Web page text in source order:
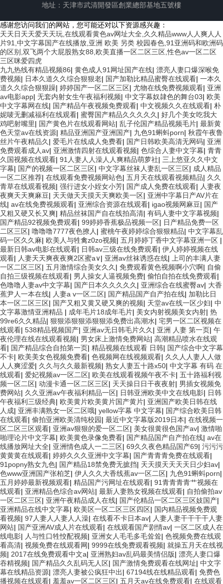
地址：天津市武清開發區創業總部基地五號樓
感谢您访问我们的网站，您可能还对以下资源感兴趣：
天天日天天爱天天玩,在线观看黄色av网址大全,久久精品www人人爽人人
片91,中文字幕国产在线播放,亚洲 欧美 另类 校园春色,91亚洲码和欧洲码
的区别,双飞两个大屁股熟女88,欧美直播一区二区三区,性色av一区二区
三区咪爱四虎
九九热线有精品视频86| 黄色成人91网址国产在线| 漂亮人妻口爆深喉免
费视频| 日本久道久久综合狠狠老| 国产加勒比精品蜜臀在线观看| 一本久
道久久综合狠狠躁| 婷婷国产一区二区三区| 尤物在线免费视频观看| 亚洲
av电影app| 无套内射女生午夜福利视频| 中文字幕奴隷色的舞台03| 欧美
中文字幕网在线| 国产精品午夜视频免费观看| 中文视频久久在线观看| 朴
妮唛无删减福利在线观看| 蜜臀国产精品久久久久久 | 好几个美女吃我大
鸡吧射嘴里| 国产黄色片在线观看网站| 乱子伦国产精品视频毛片| 最新黄
色天堂av在线资源| 精品亚洲国产亚洲国产| 九色91蝌蚪porn| 秋霞午夜鲁
丝片午夜精品久 | 爱毛片在线成人免费看| 国产日韩欧美高清无网码| 亚洲
免费观看成人av| 亚洲激情四射在线观看视频| 色综合人妻中文字幕| 青青
久国视频在线观看| 91人妻人人澡人人爽精品萌萝社| 三上悠亚久久中文
字幕| 国产的视频一区二区三区| 中文字幕丝袜人妻乱一区三区| 成人精品
一区二区推荐| 在线观看免费视频网站色| 五月天在线观看视频精品| 久久
青草在线观看视频| 强行进女小姪女小芳| 国产成人免费在线观看| 人妻夜
夜爽天天爽麻豆| 天天做天天摸天天爽欧美一区| 亚洲中字幕日产AV片在
线| av在线免费视频观看| 亚洲综合资源在线观看| igao视频网麻豆| 国产
又粗又硬又长又爽| 精品丝袜国产自在线拍高清| 有码人妻中文字幕视频|
国产精品92视频免费观看| 99婷婷香蕉极品视频一区| 日产精品免费一区
二区三区| 噜噜噜7777夜色撩人 | 蜜桃午夜婷婷综合狠狠精品| 中文字幕乱
码一区久久麻| 欧美人与牲禽z0zo视频| 五月婷婷丁香中文字幕亚洲一区 |
最新日韩av电影在线观看| 日韩av三级在线免费观看| 伊人婷婷视频在线
观看| 人妻天天爽夜夜爽2区蜜a∨| 亚洲av丝袜诱惑在线|
上司的丰满人妻
一区二区三区| 五月激情综合美女久久 | 免费观看黄色视频啊小穴啊| 自偷
自拍三级视频在线观看| 男人操女人逼视频免费| 偷怕自拍在线免费观看|
色噜噜人妻av中文字幕| 国产日本久久久久久 | 亚洲综合在线蜜臀av| 大香
蕉尹人一本在线| 人妻a v一区二区| 国产精品国产自产拍在线| 加勒比日
本一区二区三区| 国产又粗又黄又硬又爽的视频| 天堂av在线一区少妇| 中
文字幕激情亚洲精品 | 成年毛片18成年毛片| 美女内射视频美女内射| 热
99re6久久精品| 狠狠添狠狠添狠狠添免费出高潮水| 宅男一区二区视频在
线观看| 538精品视频国产| 亚洲av无日韩毛片久久 | 亚洲 人妻 第一页| 午
夜伦理在线在线观看视频| 男女床上激情免费网站| 高潮精品喷水在线观
看| 国产精品综合自拍第一页| 精品视频在线观看 日韩| 国产综合中文字幕
不卡| 欧美美女色视频免费看| 色视频网在线视频观看| 久久人人妻人人做
人人爽涩爱| 久久与久久最新视频| 熟女人妻五十路x50| 中文字幕 有码 在
线观看| 爱妃视频av一区二区| 欧美在线观看视频午夜不卡| 五十路福利视
频一区二区| 动漫卡通一区二区三区| 天天操日日干夜夜射| 男插女视频免
费网站| 久久亚洲av午夜福利精品一区| 日韩亚洲欧美中文在线电影| 日韩
午夜福利三级经典| 欧美黄片欧美黄片国产黄片| 亚洲国产欧美日韩在线
人成| 亚洲丰满熟女一区二区哦| yellow字幕 中文字幕| 国产综合欧美日韩
在线观看| 偷拍亚洲欧美清纯校园| 最近中文字幕版2019日本| 在线视频一
区二区三区观看| 亚洲av狠狠的爱一区二区| 美女很黄很色国产av| 激情啪
啪理论片中文字幕| 欧美黄色录像免费看| 国产精品国产自产拍在线| av在
线播放网址大全| 亚洲情色成人一二三区| 69久久夜色精品国产69| 污污污
黄黄黄在线观看| 婷婷久久久亚洲中文字幕| 国产青青青免费在线观看|
91popny熟女九色| 国产精品18禁免费无摭挡| 天天摸天天天天日少妇av|
色www亚洲国产张柏芝| 伊人久久大香线蕉av一区二区| 九色91蝌蚪porn|
五月婷婷最新视频观看| 精品国产污网址在线观看| 91青青青青艹视频在
线观看| 亚洲精品色综合av网站| 最新人妻熟女视频在线观看| 自拍偷拍av
一区二区三区| 亚洲午夜精品成人在线| 国产伦精品一区二区三区妓国产|
亚洲精品在线中文字幕| 欧美区一区二区三区四区| 国内精品视频免费观
看视频| 97人妻人人妻人人澡| 在线看不卡日本av| 人妻人妻干干干干人妻
网站| 国产亚洲AV成人片在线观看| 在线观看国产剧情av| 一区二区成人在
线电影| 人与性口牲恔配视频| 亚洲女人毛毛多毛耸耸| 色视频免费在线观
看高清| 视频免费在线观看网| 9999在线免费观看视频| 就操五月天在线视
频| 2017在线免费观看中文a| 亚洲熟妇av乱码最美情侣版| 漂亮人妻口爆
吞精视频| 国产精品久久乱码无人区| 国产激情免费观看在线网址| 中文字
幕在线精品资源| 漂亮人妻被公疯狂中出| 67194线在线精品观看| 免费色
播视频在线观看| 羞羞av一区二区三区| 五月天av在线免费观看| 在线观看